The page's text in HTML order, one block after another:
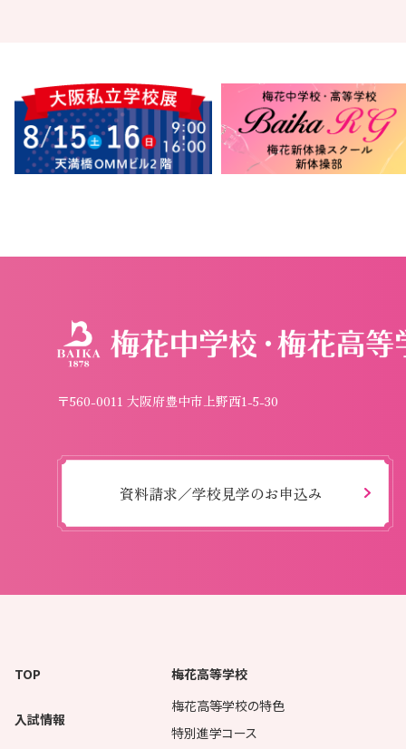
〒560-0011 大阪府豊中市上野西1-5-30
資料請求／学校見学のお申込み
TOP
入試情報
梅花高等学校
梅花高等学校の特色
特別進学コース